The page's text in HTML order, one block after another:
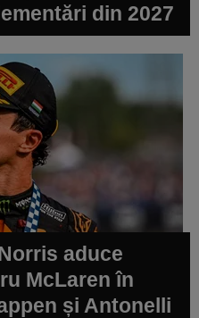
din 2027
aduce
McLaren în
și Antonelli